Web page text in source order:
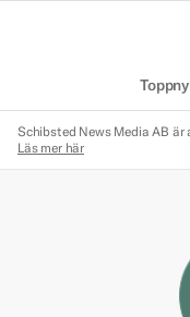
Schibsted News Media AB
Läs mer här